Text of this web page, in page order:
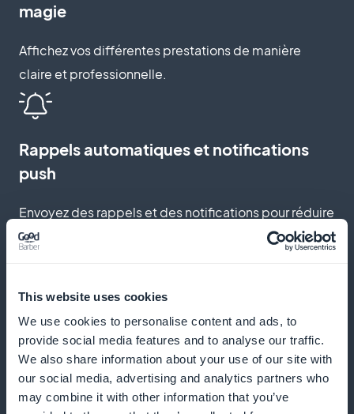
This website uses cookies
We use cookies to personalise content and ads, to
provide social media features and to analyse our traffic.
We also share information about your use of our site with
our social media, advertising and analytics partners who
may combine it with other information that you’ve
magie
Affichez vos différentes prestations de manière
claire et professionnelle.
Rappels automatiques et notifications
push
Envoyez des rappels et des notifications pour réduire
les absences et encourager les réservations
Programme de fidélisation pour vos
clients
Récompensez vos clients fidèles avec des